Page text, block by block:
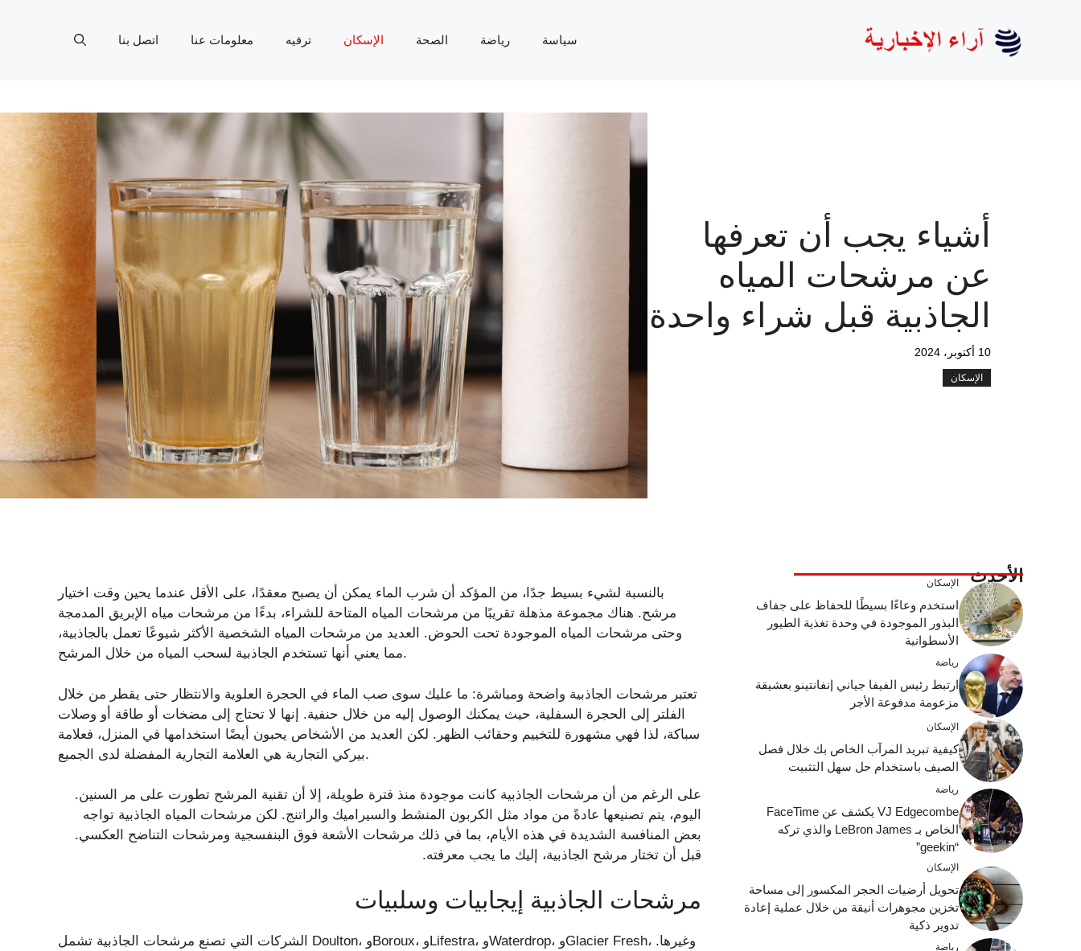
سياسة رياضة الصحة الإسكان ترفيه معلومات عنا اتصل بنا
أشياء يجب أن تعرفها
عن مرشحات المياه
الجاذبية قبل شراء واحدة
10 أكتوبر، 2024
الإسكان
بالنسبة لشيء بسيط جدًا، من المؤكد أن شرب الماء يمكن أن يصبح معقدًا، على الأقل عندما يحين وقت اختيار
مرشح. هناك مجموعة مذهلة تقريبًا من مرشحات المياه المتاحة للشراء، بدءًا من مرشحات مياه الإبريق المدمجة
وحتى مرشحات المياه الموجودة تحت الحوض. العديد من مرشحات المياه الشخصية الأكثر شيوعًا تعمل بالجاذبية،
مما يعني أنها تستخدم الجاذبية لسحب المياه من خلال المرشح.
تعتبر مرشحات الجاذبية واضحة ومباشرة: ما عليك سوى صب الماء في الحجرة العلوية والانتظار حتى يقطر من خلال
الفلتر إلى الحجرة السفلية، حيث يمكنك الوصول إليه من خلال حنفية. إنها لا تحتاج إلى مضخات أو طاقة أو وصلات
سباكة، لذا فهي مشهورة للتخييم وحقائب الظهر. لكن العديد من الأشخاص يحبون أيضًا استخدامها في المنزل، فعلامة
بيركي التجارية هي العلامة التجارية المفضلة لدى الجميع.
على الرغم من أن مرشحات الجاذبية كانت موجودة منذ فترة طويلة، إلا أن تقنية المرشح تطورت على مر السنين.
اليوم، يتم تصنيعها عادةً من مواد مثل الكربون المنشط والسيراميك والراتنج. لكن مرشحات المياه الجاذبية تواجه
بعض المنافسة الشديدة في هذه الأيام، بما في ذلك مرشحات الأشعة فوق البنفسجية ومرشحات التناضح العكسي.
قبل أن تختار مرشح الجاذبية، إليك ما يجب معرفته.
مرشحات الجاذبية إيجابيات وسلبيات
الشركات التي تصنع مرشحات الجاذبية تشمل Doulton، وBoroux، وLifestra، وWaterdrop، وGlacier Fresh، وغيرها.
الأحدث الإسكان
استخدم وعاءًا بسيطًا للحفاظ على جفاف
البذور الموجودة في وحدة تغذية الطيور
الأسطوانية
رياضة
ارتبط رئيس الفيفا جياني إنفانتينو بعشيقة
مزعومة مدفوعة الأجر
الإسكان
كيفية تبريد المرآب الخاص بك خلال فصل
الصيف باستخدام حل سهل التثبيت
رياضة
VJ Edgecombe يكشف عن FaceTime
الخاص بـ LeBron James والذي تركه
“geekin”
الإسكان
تحويل أرضيات الحجر المكسور إلى مساحة
تخزين مجوهرات أنيقة من خلال عملية إعادة
تدوير ذكية
رياضة